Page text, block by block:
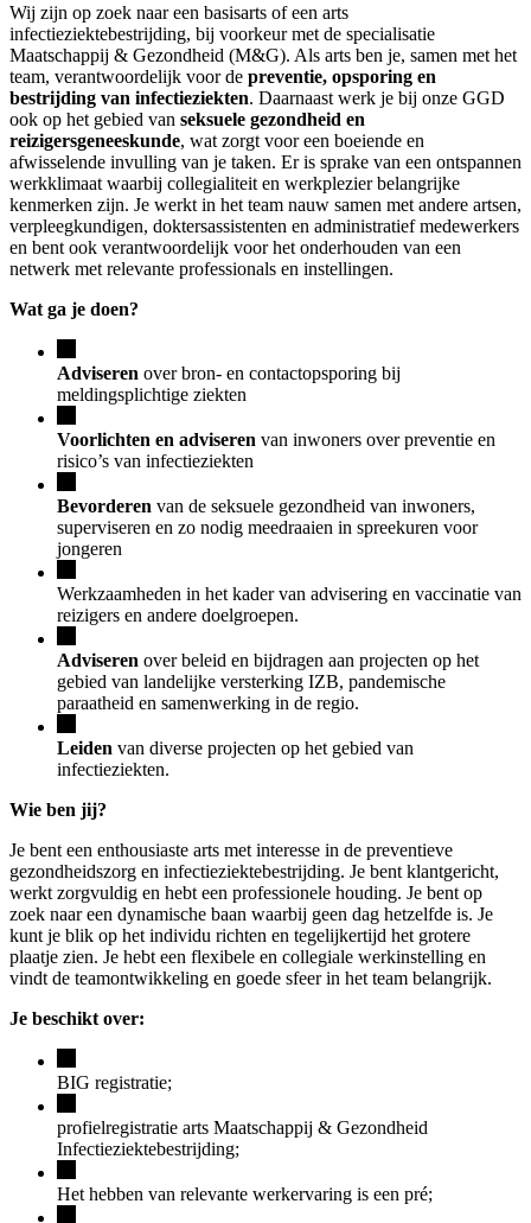
Wij zijn op zoek naar een basisarts of een arts
infectieziektebestrijding, bij voorkeur met de specialisatie
Maatschappij & Gezondheid (M&G). Als arts ben je, samen met het
team, verantwoordelijk voor de preventie, opsporing en
bestrijding van infectieziekten. Daarnaast werk je bij onze GGD
ook op het gebied van seksuele gezondheid en
reizigersgeneeskunde, wat zorgt voor een boeiende en
afwisselende invulling van je taken. Er is sprake van een ontspannen
werkklimaat waarbij collegialiteit en werkplezier belangrijke
kenmerken zijn. Je werkt in het team nauw samen met andere artsen,
verpleegkundigen, doktersassistenten en administratief medewerkers
en bent ook verantwoordelijk voor het onderhouden van een
netwerk met relevante professionals en instellingen.
Wat ga je doen?
Adviseren over bron- en contactopsporing bij
meldingsplichtige ziekten
Voorlichten en adviseren van inwoners over preventie en
risico’s van infectieziekten
Bevorderen van de seksuele gezondheid van inwoners,
superviseren en zo nodig meedraaien in spreekuren voor
jongeren
Werkzaamheden in het kader van advisering en vaccinatie van
reizigers en andere doelgroepen.
Adviseren over beleid en bijdragen aan projecten op het
gebied van landelijke versterking IZB, pandemische
paraatheid en samenwerking in de regio.
Leiden van diverse projecten op het gebied van
infectieziekten.
Wie ben jij?
Je bent een enthousiaste arts met interesse in de preventieve
gezondheidszorg en infectieziektebestrijding. Je bent klantgericht,
werkt zorgvuldig en hebt een professionele houding. Je bent op
zoek naar een dynamische baan waarbij geen dag hetzelfde is. Je
kunt je blik op het individu richten en tegelijkertijd het grotere
plaatje zien. Je hebt een flexibele en collegiale werkinstelling en
vindt de teamontwikkeling en goede sfeer in het team belangrijk.
Je beschikt over:
BIG registratie;
profielregistratie arts Maatschappij & Gezondheid
Infectieziektebestrijding;
Het hebben van relevante werkervaring is een pré;